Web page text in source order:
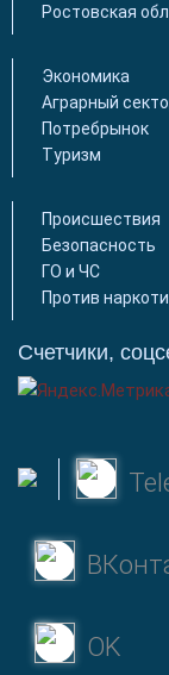
Ростовская
Экономика
Аграрный
Потребрынок
Туризм
Происшествия
Безопасность
ГО и ЧС
Против
Счетчики,
OK